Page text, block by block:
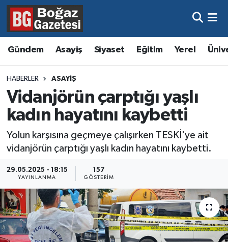
Gündem Asayiş Siyaset Eğitim Yerel
HABERLER ASAYIŞ
Vidanjörün çarptığı yaşlı
kadın hayatını kaybetti
Yolun karşısına geçmeye çalışırken TESKİ'ye ait
vidanjörün çarptığı yaşlı kadın hayatını kaybetti.
29.05.2025 - 18:15
YAYINLANMA
157
GÖSTERIM
Asayiş
Eğitim
Ekonomi
Gündem
Kültür ve Sanat
Magazin
Resmi İlanlar
Sağlık
Hava Durumu
Trafik Durumu
Süper Lig Puan Durumu ve Fikstür
Tüm Manşetler
Son Dakika Haberleri
Haber Arşivi